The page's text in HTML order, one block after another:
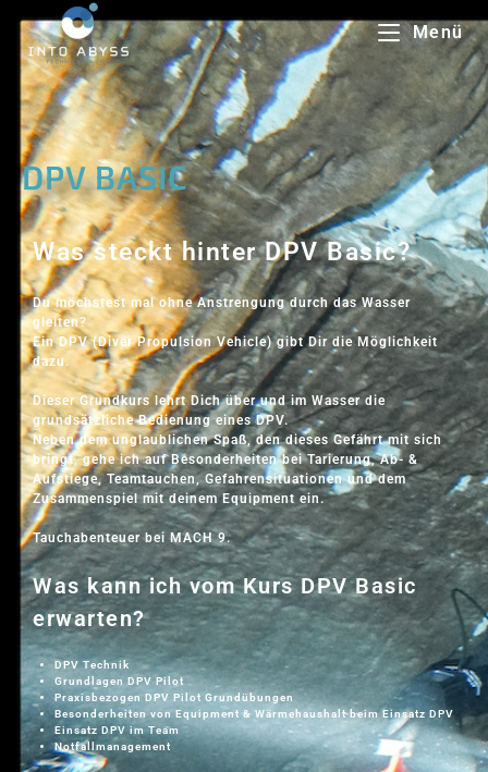
Menü
DPV BASIC
Was steckt hinter DPV Basic?
Du möchstest mal ohne Anstrengung durch das Wasser
gleiten?
Ein DPV (Diver Propulsion Vehicle) gibt Dir die Möglichkeit
dazu.
Dieser Grundkurs lehrt Dich über und im Wasser die
grundsätzliche Bedienung eines DPV.
Neben dem unglaublichen Spaß, den dieses Gefährt mit sich
bringt, gehe ich auf Besonderheiten bei Tarierung, Ab- &
Aufstiege, Teamtauchen, Gefahrensituationen und dem
Zusammenspiel mit deinem Equipment ein.
Tauchabenteuer bei MACH 9.
Was kann ich vom Kurs DPV Basic
erwarten?
DPV Technik
Grundlagen DPV Pilot
Praxisbezogen DPV Pilot Grundübungen
Besonderheiten von Equipment & Wärmehaushalt beim Einsatz DPV
Einsatz DPV im Team
Notfallmanagement